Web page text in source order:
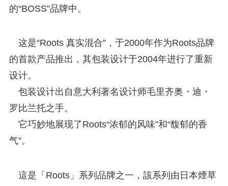
的“BOSS”品牌中。
这是“Roots 真实混合”，于2000年作为Roots品牌
的首款产品推出，其包装设计于2004年进行了重新
设计。
包装设计出自意大利著名设计师毛里齐奥・迪・
罗比兰托之手。
它巧妙地展现了Roots“浓郁的风味”和“馥郁的香
气”。
這是「Roots」系列品牌之一，該系列由日本煙草